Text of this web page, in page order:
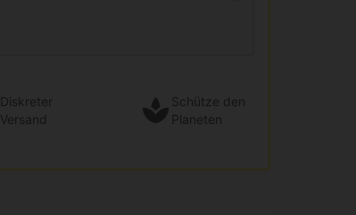
Diskreter
Versand
Schütze den
Planeten